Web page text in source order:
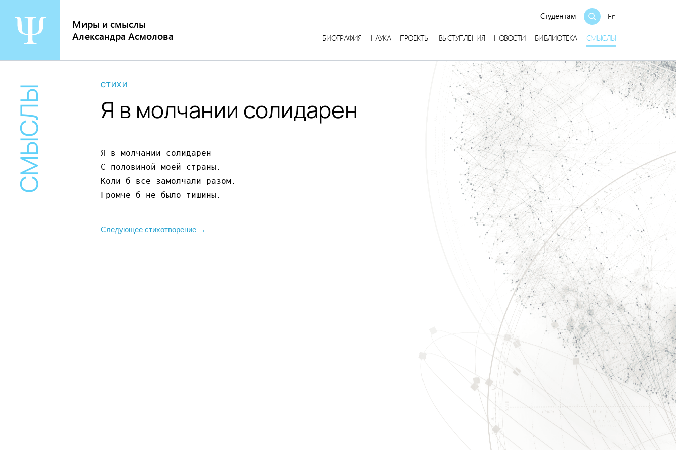
содержанию
Миры и смыслы
Александра Асмолова
Студентам En
БИОГРАФИЯ НАУКА ПРОЕКТЫ ВЫСТУПЛЕНИЯ НОВОСТИ БИБЛИОТЕКА СМЫСЛЫ
СМЫСЛЫ СТИХИ
Я в молчании солидарен
Я в молчании солидарен
С половиной моей страны.
Коли б все замолчали разом.
Громче б не было тишины.
Следующее стихотворение →